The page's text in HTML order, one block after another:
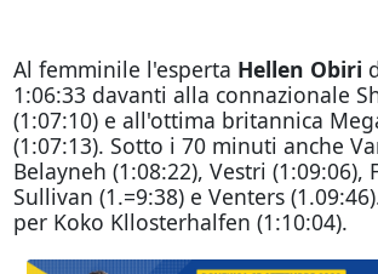
Al femminile l'esperta Hellen Obiri
1:06:33 davanti alla connazionale
(1:07:10) e all'ottima britannica
(1:07:13). Sotto i 70 minuti anche
Belayneh (1:08:22), Vestri (1:09:06),
Sullivan (1.=9:38) e Venters
per Koko Kllosterhalfen (1:10:04).